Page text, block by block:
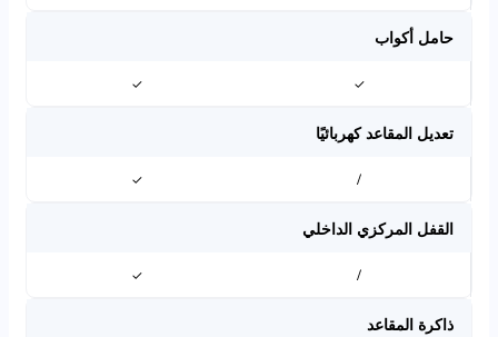
حامل أكواب
✓
✓
تعديل المقاعد كهربائيًا
/
✓
القفل المركزي الداخلي
/
✓
ذاكرة المقاعد